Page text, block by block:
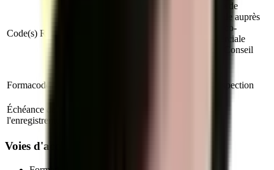
Code(s) ROME
D1404 : Relation commerciale en vente de
véhicules, D1403 : Relation commerciale auprès
de particuliers, D1407 : Relation technico-
commerciale, D1402 : Relation commerciale
grands comptes et entreprises, C1102 : Conseil
Formacode
Négociation commerciale, 34593 : Prospection
Échéance de
l'enregistrement
Voies d'accès au titre professionnel